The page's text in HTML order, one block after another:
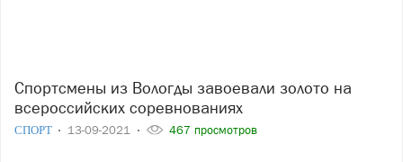
Спортсмены из Вологды завоевали золото на
всероссийских соревнованиях
СПОРТ 13-09-2021 467 просмотров